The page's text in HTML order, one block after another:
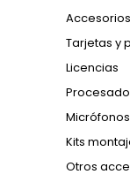
Tarjetas y
Licencias
Kits
Otros